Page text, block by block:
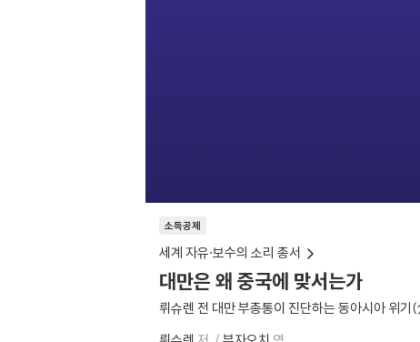
소득공제
세계 자유·보수의 소리 총서
대만은 왜 중국에 맞서는가
뤼슈렌 전 대만 부총통이 진단하는 동아시아 위